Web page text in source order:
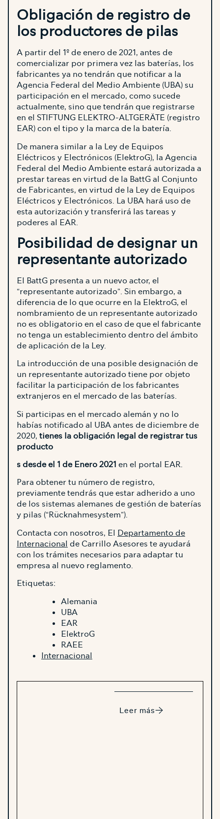
Obligación de registro de
los productores de pilas
A partir del 1º de enero de 2021, antes de
comercializar por primera vez las baterías, los
fabricantes ya no tendrán que notificar a la
Agencia Federal del Medio Ambiente (UBA) su
participación en el mercado, como sucede
actualmente, sino que tendrán que registrarse
en el STIFTUNG ELEKTRO-ALTGERÄTE (registro
EAR) con el tipo y la marca de la batería.
De manera similar a la Ley de Equipos
Eléctricos y Electrónicos (ElektroG), la Agencia
Federal del Medio Ambiente estará autorizada a
prestar tareas en virtud de la BattG al Conjunto
de Fabricantes, en virtud de la Ley de Equipos
Eléctricos y Electrónicos. La UBA hará uso de
esta autorización y transferirá las tareas y
poderes al EAR.
Posibilidad de designar un
representante autorizado
El BattG presenta a un nuevo actor, el
“representante autorizado”. Sin embargo, a
diferencia de lo que ocurre en la ElektroG, el
nombramiento de un representante autorizado
no es obligatorio en el caso de que el fabricante
no tenga un establecimiento dentro del ámbito
de aplicación de la Ley.
La introducción de una posible designación de
un representante autorizado tiene por objeto
facilitar la participación de los fabricantes
extranjeros en el mercado de las baterías.
Si participas en el mercado alemán y no lo
habías notificado al UBA antes de diciembre de
2020, tienes la obligación legal de registrar tus
producto
s desde el 1 de Enero 2021 en el portal EAR.
Para obtener tu número de registro,
previamente tendrás que estar adherido a uno
de los sistemas alemanes de gestión de baterías
y pilas (“Rücknahmesystem”).
Contacta con nosotros, El Departamento de
Internacional de Carrillo Asesores te ayudará
con los trámites necesarios para adaptar tu
empresa al nuevo reglamento.
Etiquetas:
Alemania
UBA
EAR
ElektroG
RAEE
Internacional
Leer más